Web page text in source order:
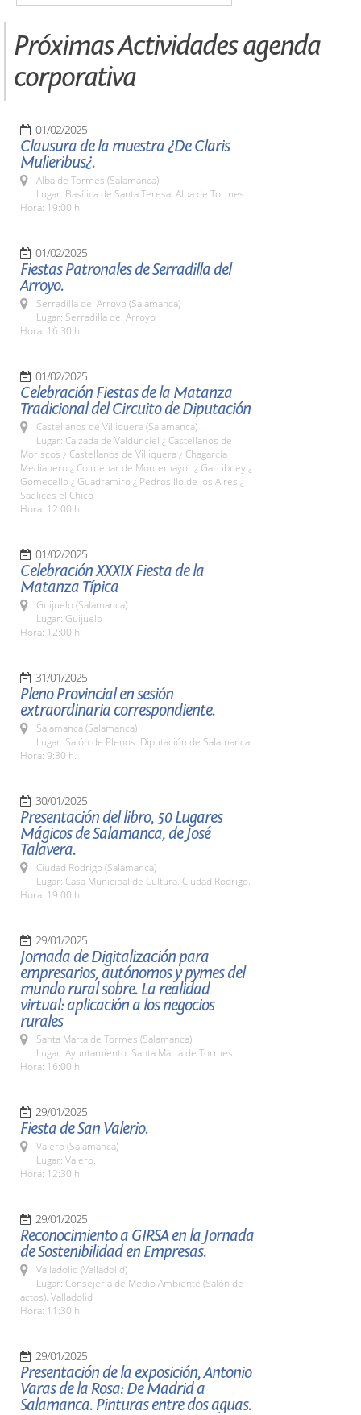
Próximas Actividades agenda
corporativa
01/02/2025
Clausura de la muestra ¿De Claris
Mulieribus¿.
Alba de Tormes (Salamanca)
Lugar: Basílica de Santa Teresa. Alba de Tormes
Hora: 19:00 h.
01/02/2025
Fiestas Patronales de Serradilla del
Arroyo.
Serradilla del Arroyo (Salamanca)
Lugar: Serradilla del Arroyo
Hora: 16:30 h.
01/02/2025
Celebración Fiestas de la Matanza
Tradicional del Circuito de Diputación
Castellanos de Villiquera (Salamanca)
Lugar: Calzada de Valdunciel ¿ Castellanos de
Moriscos ¿ Castellanos de Villiquera ¿ Chagarcía
Medianero ¿ Colmenar de Montemayor ¿ Garcibuey ¿
Gomecello ¿ Guadramiro ¿ Pedrosillo de los Aires ¿
Saelices el Chico
Hora: 12:00 h.
01/02/2025
Celebración XXXIX Fiesta de la
Matanza Típica
Guijuelo (Salamanca)
Lugar: Guijuelo
Hora: 12:00 h.
31/01/2025
Pleno Provincial en sesión
extraordinaria correspondiente.
Salamanca (Salamanca)
Lugar: Salón de Plenos. Diputación de Salamanca.
Hora: 9:30 h.
30/01/2025
Presentación del libro, 50 Lugares
Mágicos de Salamanca, de José
Talavera.
Ciudad Rodrigo (Salamanca)
Lugar: Casa Municipal de Cultura. Ciudad Rodrigo.
Hora: 19:00 h.
29/01/2025
Jornada de Digitalización para
empresarios, autónomos y pymes del
mundo rural sobre. La realidad
virtual: aplicación a los negocios
rurales
Santa Marta de Tormes (Salamanca)
Lugar: Ayuntamiento. Santa Marta de Tormes.
Hora: 16:00 h.
29/01/2025
Fiesta de San Valerio.
Valero (Salamanca)
Lugar: Valero.
Hora: 12:30 h.
29/01/2025
Reconocimiento a GIRSA en la Jornada
de Sostenibilidad en Empresas.
Valladolid (Valladolid)
Lugar: Consejería de Medio Ambiente (Salón de
actos). Valladolid
Hora: 11:30 h.
29/01/2025
Presentación de la exposición, Antonio
Varas de la Rosa: De Madrid a
Salamanca. Pinturas entre dos aguas.